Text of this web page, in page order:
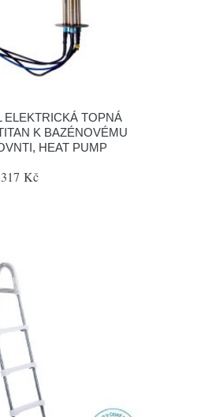
ELEKTRICKÁ TOPNÁ
K BAZÉNOVÉMU
HEAT PUMP
Kč